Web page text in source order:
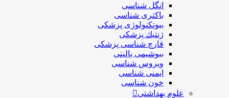
انگل شناسی
باکتری شناسی
بیوتکنولوژی پزشکی
ژنتيك پزشکی
قارچ شناسی پزشكی
بیوشیمی بالینی
ویروس شناسی
ایمنی شناسی
خون شناسی
علوم بهداشتی